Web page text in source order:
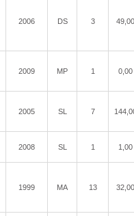
2006 DS 3 49,00
2009 MP 1 0,00
2005 SL 7
2008 SL 1 1,00
1999 MA 13 32,00